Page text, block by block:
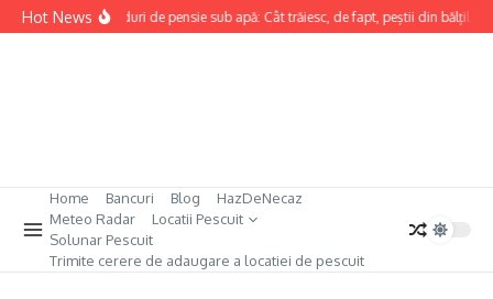
Sari la conținut
Hot NewsRecorduri de pensie sub apă: Cât trăiesc, de fapt, peștii din bălțile
Home Bancuri Blog
HazDeNecaz
Meteo Radar
Locatii Pescuit
Solunar Pescuit
Trimite cerere de adaugare a locatiei de pescuit